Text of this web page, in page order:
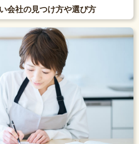
会社の見つけ方や選び方